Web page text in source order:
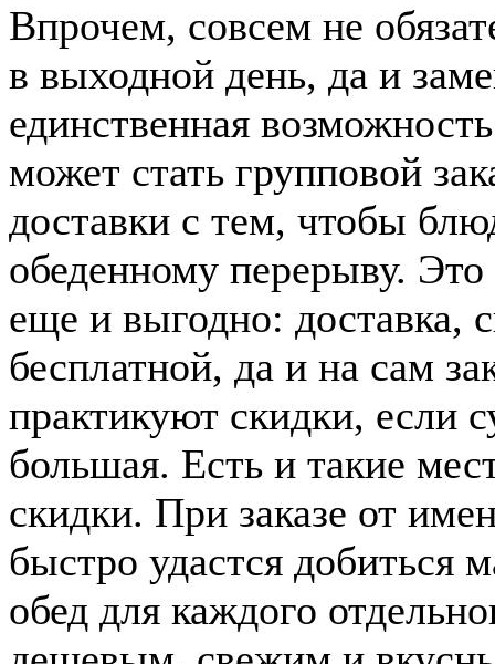
Впрочем, совсем не
в выходной день, да и
единственная
может стать групповой
доставки с тем, чтобы
обеденному перерыву.
еще и выгодно: доставка,
бесплатной, да и на сам
практикуют скидки, если
большая. Есть и такие
скидки. При заказе от
быстро удастся добиться
обед для каждого